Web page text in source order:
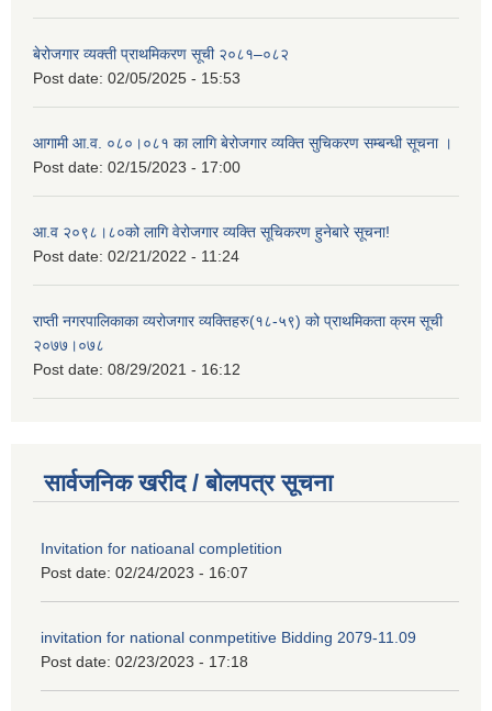
बेरोजगार व्यक्ती प्राथमिकरण सूची २०८१–०८२
Post date: 02/05/2025 - 15:53
आगामी आ.व. ०८०।०८१ का लागि बेरोजगार व्यक्ति सुचिकरण सम्बन्धी सूचना ।
Post date: 02/15/2023 - 17:00
आ.व २०९८।८०को लागि वेरोजगार व्यक्ति सूचिकरण हुनेबारे सूचना!
Post date: 02/21/2022 - 11:24
राप्ती नगरपालिकाका व्यरोजगार व्यक्तिहरु(१८-५९) को प्राथमिकता क्रम सूची
२०७७।०७८
Post date: 08/29/2021 - 16:12
सार्वजनिक खरीद / बोलपत्र सूचना
Invitation for natioanal completition
Post date: 02/24/2023 - 16:07
invitation for national conmpetitive Bidding 2079-11.09
Post date: 02/23/2023 - 17:18